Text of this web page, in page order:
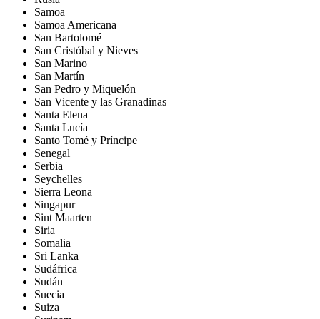
Samoa
Samoa Americana
San Bartolomé
San Cristóbal y Nieves
San Marino
San Martín
San Pedro y Miquelón
San Vicente y las Granadinas
Santa Elena
Santa Lucía
Santo Tomé y Príncipe
Senegal
Serbia
Seychelles
Sierra Leona
Singapur
Sint Maarten
Siria
Somalia
Sri Lanka
Sudáfrica
Sudán
Suecia
Suiza